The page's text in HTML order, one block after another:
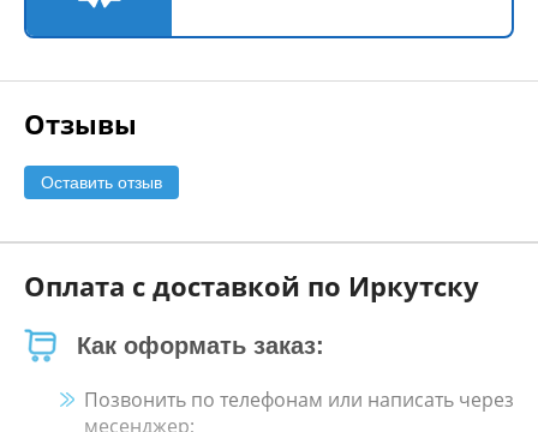
Отзывы
Оставить отзыв
Оплата с доставкой по Иркутску
Как оформать заказ:
Позвонить по телефонам или написать через
месенджер;